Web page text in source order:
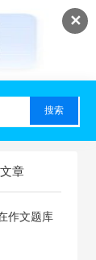
✕
章
作文题库